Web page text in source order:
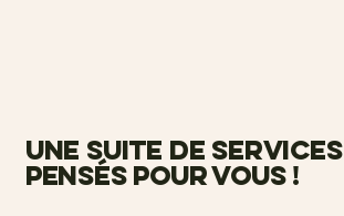
une suite de services
pensés pour vous !